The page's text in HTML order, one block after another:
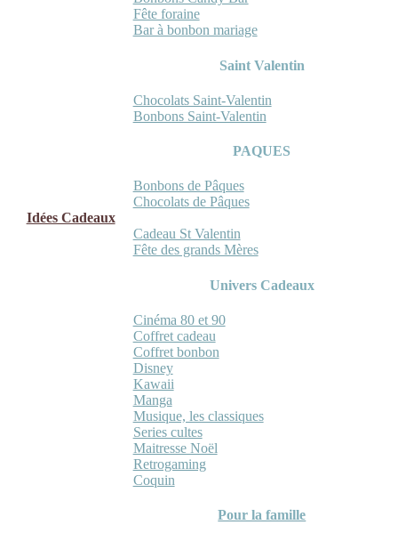
Fête foraine
Bar à bonbon mariage
Saint Valentin
Chocolats Saint-Valentin
Bonbons Saint-Valentin
PAQUES
Bonbons de Pâques
Chocolats de Pâques
Idées Cadeaux
Cadeau St Valentin
Fête des grands Mères
Univers Cadeaux
Cinéma 80 et 90
Coffret cadeau
Coffret bonbon
Disney
Kawaii
Manga
Musique, les classiques
Series cultes
Maitresse Noël
Retrogaming
Coquin
Pour la famille